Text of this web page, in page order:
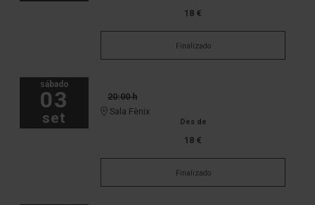
18 €
Finalizado
sábado
03
set
20:00 h
Sala Fènix
Des de
18 €
Finalizado